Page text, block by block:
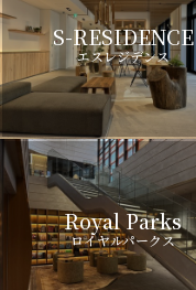
S-RESIDENCE
エスレジデンス
Royal Parks
ロイヤルパークス